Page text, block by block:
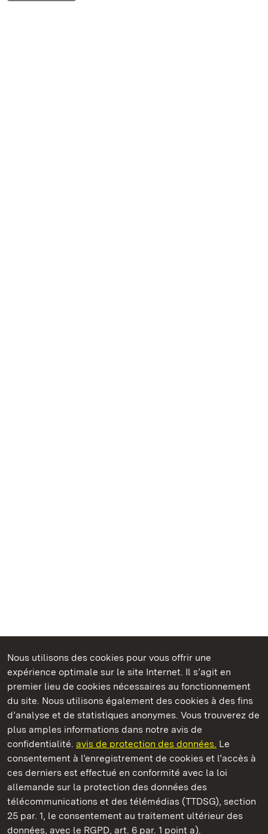
Nous utilisons des cookies pour vous offrir une
expérience optimale sur le site Internet. Il s’agit en
premier lieu de cookies nécessaires au fonctionnement
du site. Nous utilisons également des cookies à des fins
d’analyse et de statistiques anonymes. Vous trouverez de
plus amples informations dans notre avis de
confidentialité. avis de protection des données. Le
consentement à l’enregistrement de cookies et l’accès à
ces derniers est effectué en conformité avec la loi
allemande sur la protection des données des
télécommunications et des télémédias (TTDSG), section
25 par. 1, le consentement au traitement ultérieur des
données, avec le RGPD, art. 6 par. 1 point a).
Châteaux et jardins publics du Bade-Wurtemberg
Staatliche Schlösser und Gärten Baden‑Württemberg
Châteaux et jardins publics du Bade-Wurtemberg
ContactFAQ et réponsesMentions légales
Protection des données
Explications sur l’accessibilité